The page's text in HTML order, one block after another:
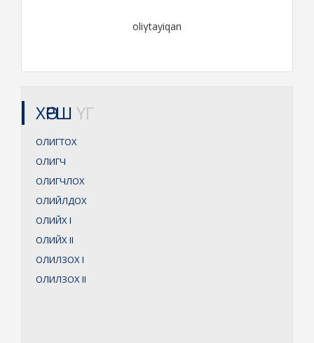
oliγtayiqan
ХӨРШ ҮГ
ОЛИГТОХ
ОЛИГЧ
ОЛИГЧЛОХ
ОЛИЙЛДОХ
ОЛИЙХI
ОЛИЙХII
ОЛИЛЗОХI
ОЛИЛЗОХII